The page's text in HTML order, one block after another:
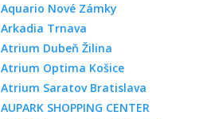
Aquario Nové Zámky
Arkadia Trnava
Atrium Dubeň Žilina
Atrium Optima Košice
Atrium Saratov Bratislava
AUPARK SHOPPING CENTER